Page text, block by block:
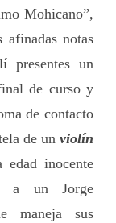
Mohicano”,
afinadas notas
presentes un
de curso y
de contacto
de un violín
edad inocente
a un Jorge
maneja sus